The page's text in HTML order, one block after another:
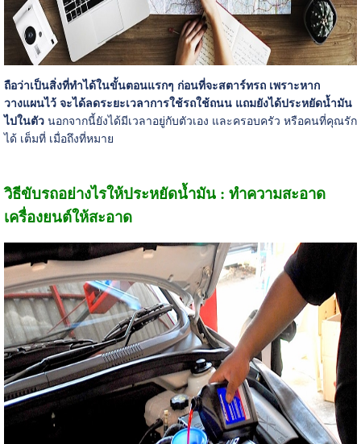
ถือว่าเป็นสิ่งที่ทำได้ในขั้นตอนแรกๆ ก่อนที่จะสตาร์ทรถ เพราะหาก
วางแผนไว้ จะได้ลดระยะเวลาการใช้รถใช้ถนน แถมยังได้ประหยัดน้ำมัน
ไปในตัวนอกจากนี้ยังได้มีเวลาอยู่กับตัวเอง และครอบครัว หรือคนที่คุณรัก
ได้ เต็มที่ เมื่อถึงที่หมาย
วิธีขับรถอย่างไรให้ประหยัดน้ำมัน : ทำความสะอาด
เครื่องยนต์ให้สะอาด